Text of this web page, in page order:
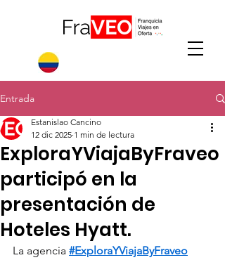
Entrada
ExploraYViajaByFraveo
participó en la
presentación de
Hoteles Hyatt.
Estanislao Cancino
12 dic 2025 1 min de lectura
La agencia #ExploraYViajaByFraveo